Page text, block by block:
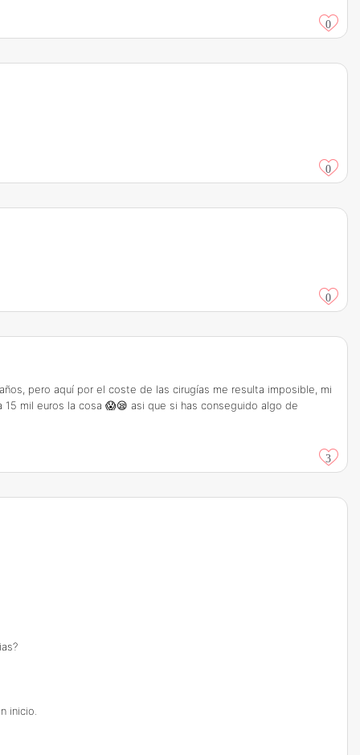
0
0
0
pero aquí por el coste de las cirugías me resulta imposible, mi
mil euros la cosa 😱😪 asi que si has conseguido algo de
3
inicio.